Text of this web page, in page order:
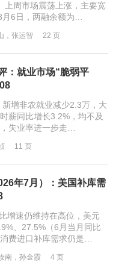
上周市场震荡上涨，主要宽
6日，两融余额为…
，张运智 22 页
：就业市场“脆弱平
增非农就业减少2.3万，大
薪同比增长3.2%，均不及
业率进一步走…
11 页
年7月）：美国补库需
仍维持在高位，美元
、27.5%（6月当月同比
进口补库需求仍是…
南，孙金霞 4 页